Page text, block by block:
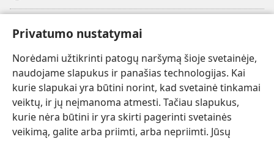
Privatumo nustatymai
Norėdami užtikrinti patogų naršymą šioje svetainėje,
naudojame slapukus ir panašias technologijas. Kai
kurie slapukai yra būtini norint, kad svetainė tinkamai
veiktų, ir jų neįmanoma atmesti. Tačiau slapukus,
kurie nėra būtini ir yra skirti pagerinti svetainės
veikimą, galite arba priimti, arba nepriimti. Jūsų
(atsiveria
naujas
langas)Sargybos bokšto INTERNETINĖ BIBLIOTEKA
(atsiveria
naujas
langas)JW Hub ®
(atsiveria
naujas
langas)JW Library